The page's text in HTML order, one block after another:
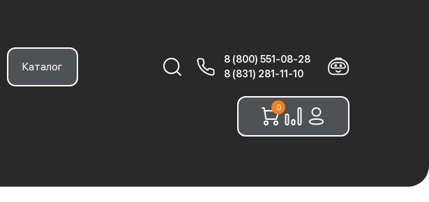
Каталог
Найти:
8 (800) 551-08-28
8 (831) 281-11-10
0